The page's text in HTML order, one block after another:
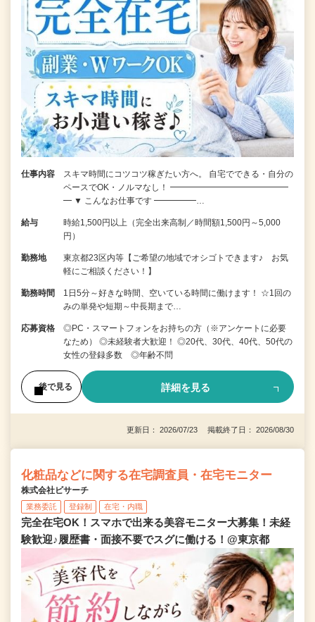
仕事内容
スキマ時間にコツコツ稼ぎたい方へ。 自宅でできる・自分の
ペースでOK・ノルマなし！ ━━━━━━━━━━━━━━
━ ▼ こんなお仕事です ━━━━━…
給与
時給1,500円以上（完全出来高制／時間額1,500円～5,000
円）
勤務地
東京都23区内等【ご希望の地域でオシゴトできます♪ お気
軽にご相談ください！】
勤務時間
1日5分～好きな時間、空いている時間に働けます！ ☆1回の
みの単発や短期～中長期まで…
応募資格
◎PC・スマートフォンをお持ちの方（※アンケートに必要
なため） ◎未経験者大歓迎！ ◎20代、30代、40代、50代の
女性の登録多数 ◎年齢不問
後で見る 詳細を見る
更新日： 2026/07/23 掲載終了日： 2026/08/30
化粧品などに関する在宅調査員・在宅モニター
株式会社ビサーチ
業務委託 登録制 在宅・内職
完全在宅OK！スマホで出来る美容モニター大募集！未経
験歓迎♪履歴書・面接不要でスグに働ける！@東京都